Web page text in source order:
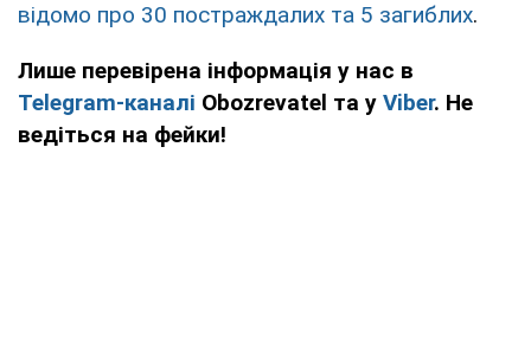
відомо про 30 постраждалих та 5 загиблих.
Лише перевірена інформація у нас в
Telegram-каналі Obozrevatel та у Viber. Не
ведіться на фейки!